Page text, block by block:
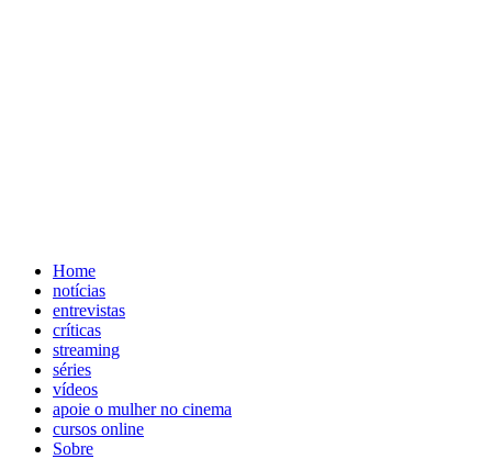
Home
notícias
entrevistas
críticas
streaming
séries
vídeos
apoie o mulher no cinema
cursos online
Sobre